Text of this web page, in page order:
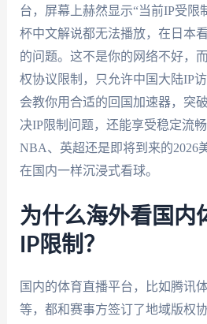
台，屏幕上赫然显示“当前IP受限
杯中文解说都无法播放，在日本
的问题。这不是你的网络不好，
权协议限制，只允许中国大陆IP
会教你用合适的回国加速器，突
决IP限制问题，还能享受稳定流
NBA、英超还是即将到来的2026
在国内一样沉浸式看球。
为什么海外看国内
IP限制？
国内的体育直播平台，比如腾讯
等，都和赛事方签订了地域版权